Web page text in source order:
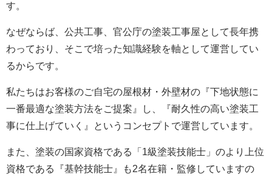
す。
なぜならば、公共工事、官公庁の塗装工事屋として長年携
わっており、そこで培った知識経験を軸として運営してい
るからです。
私たちはお客様のご自宅の屋根材・外壁材の『下地状態に
一番最適な塗装方法をご提案』し、『耐久性の高い塗装工
事に仕上げていく』というコンセプトで運営しています。
また、塗装の国家資格である「1級塗装技能士」のより上位
資格である『基幹技能士』も2名在籍・監修していますの